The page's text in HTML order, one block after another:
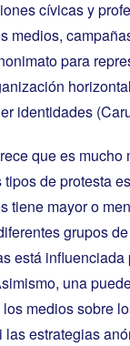
cívicas y
medios,
para
identidades
que es mucho
de protesta
tiene mayor o
grupos
está influenciada
una
medios sobre
las estrategias